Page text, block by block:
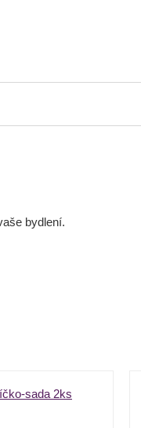
bydlení.